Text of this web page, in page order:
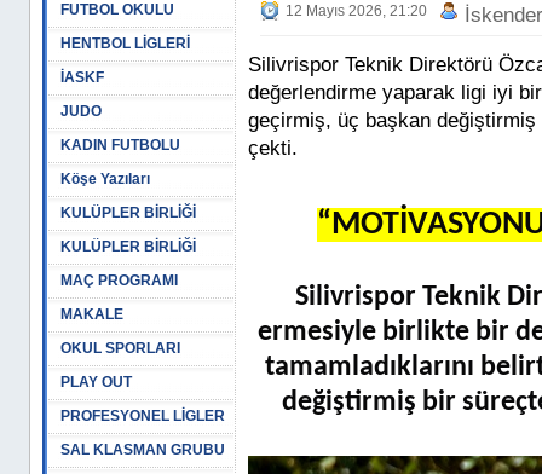
FUTBOL OKULU
HENTBOL LİGLERİ
İASKF
JUDO
KADIN FUTBOLU
Köşe Yazıları
KULÜPLER BİRLİĞİ
KULÜPLER BİRLİĞİ
MAÇ PROGRAMI
MAKALE
OKUL SPORLARI
PLAY OUT
PROFESYONEL LİGLER
SAL KLASMAN GRUBU
12 Mayıs 2026, 21:20
Silivrispor Teknik Direktörü
değerlendirme yaparak ligi iyi
geçirmiş, üç başkan
çekti.
Silivrispor Teknik
ermesiyle birlikte bir
tamamladıklarını
değiştirmiş bir